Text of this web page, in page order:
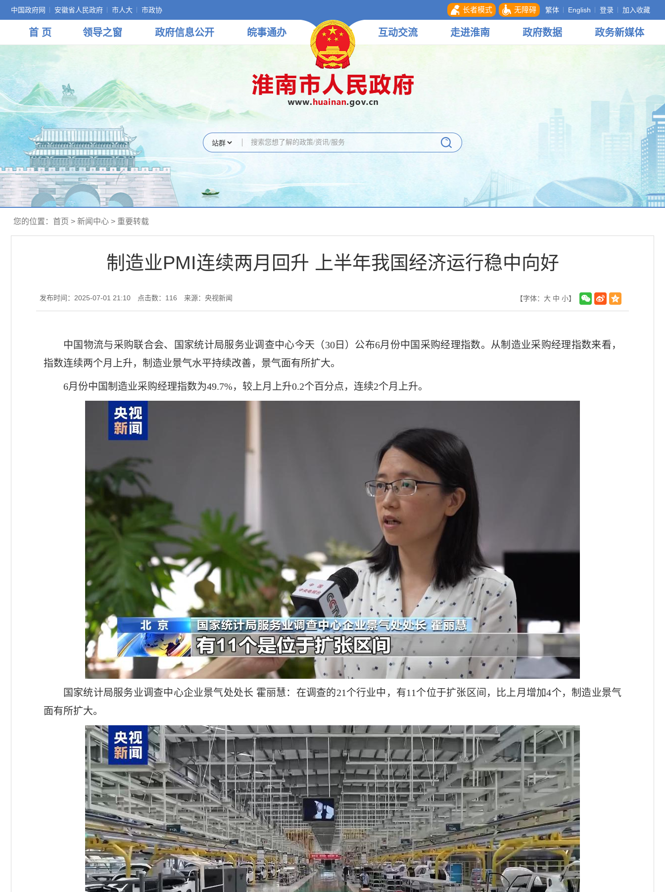
中国政府网 安徽省人民政府 市人大 市政协 长者模式 无障碍 繁体 English 登录 加入收藏
首 页 领导之窗 政府信息公开 皖事通办 互动交流 走进淮南 政府数据 政务新媒体
您的位置： 首页 > 新闻中心 > 重要转载
制造业PMI连续两月回升 上半年我国经济运行稳中向好
发布时间：2025-07-01 21:10 点击数： 116 来源：央视新闻 【字体： 大 中 小】
中国物流与采购联合会、国家统计局服务业调查中心今天（30日）公布6月份中国采购经理指数。从制造业采购经理指数来看，
指数连续两个月上升，制造业景气水平持续改善，景气面有所扩大。
6月份中国制造业采购经理指数为49.7%，较上月上升0.2个百分点，连续2个月上升。
国家统计局服务业调查中心企业景气处处长 霍丽慧：在调查的21个行业中，有11个位于扩张区间，比上月增加4个，制造业景气
面有所扩大。